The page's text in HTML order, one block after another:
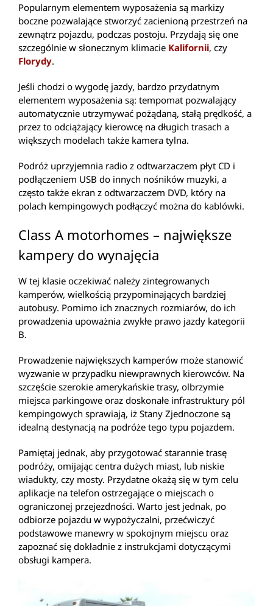
Popularnym elementem wyposażenia są markizy
boczne pozwalające stworzyć zacienioną przestrzeń na
zewnątrz pojazdu, podczas postoju. Przydają się one
szczególnie w słonecznym klimacie Kalifornii, czy
Florydy.
Jeśli chodzi o wygodę jazdy, bardzo przydatnym
elementem wyposażenia są: tempomat pozwalający
automatycznie utrzymywać pożądaną, stałą prędkość, a
przez to odciążający kierowcę na długich trasach a
większych modelach także kamera tylna.
Podróż uprzyjemnia radio z odtwarzaczem płyt CD i
podłączeniem USB do innych nośników muzyki, a
często także ekran z odtwarzaczem DVD, który na
polach kempingowych podłączyć można do kablówki.
Class A motorhomes – największe
kampery do wynajęcia
W tej klasie oczekiwać należy zintegrowanych
kamperów, wielkością przypominających bardziej
autobusy. Pomimo ich znacznych rozmiarów, do ich
prowadzenia upoważnia zwykłe prawo jazdy kategorii
B.
Prowadzenie największych kamperów może stanowić
wyzwanie w przypadku niewprawnych kierowców. Na
szczęście szerokie amerykańskie trasy, olbrzymie
miejsca parkingowe oraz doskonałe infrastruktury pól
kempingowych sprawiają, iż Stany Zjednoczone są
idealną destynacją na podróże tego typu pojazdem.
Pamiętaj jednak, aby przygotować starannie trasę
podróży, omijając centra dużych miast, lub niskie
wiadukty, czy mosty. Przydatne okażą się w tym celu
aplikacje na telefon ostrzegające o miejscach o
ograniczonej przejezdności. Warto jest jednak, po
odbiorze pojazdu w wypożyczalni, przećwiczyć
podstawowe manewry w spokojnym miejscu oraz
zapoznać się dokładnie z instrukcjami dotyczącymi
obsługi kampera.